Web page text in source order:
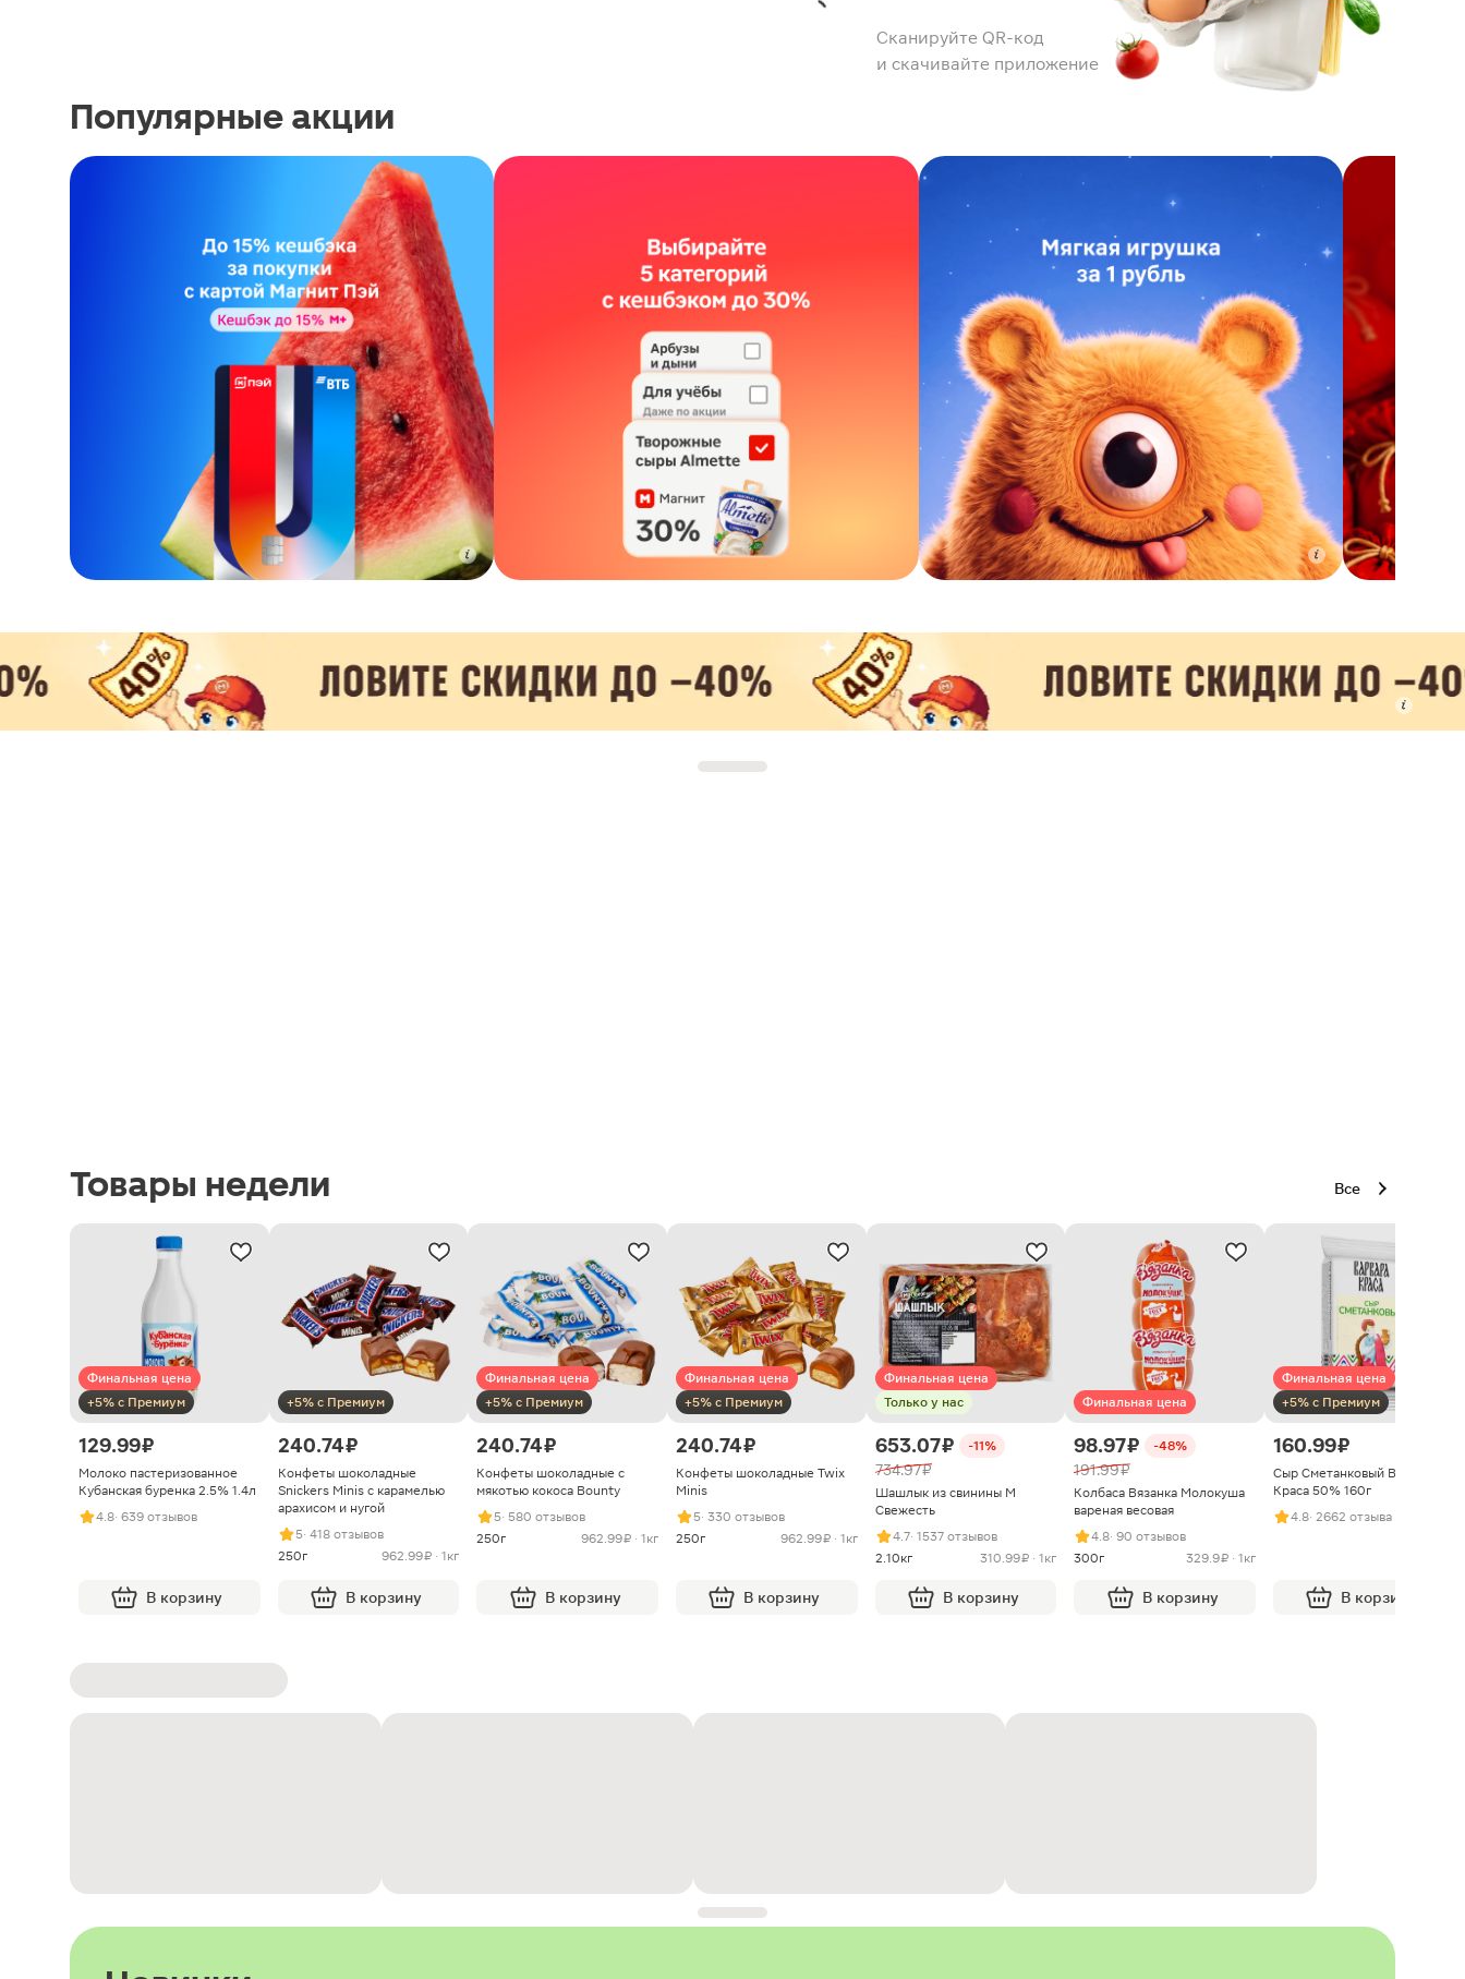
Сканируйте QR-код
и скачивайте приложение
Популярные акции
Товары недели Все
Финальная цена
+5% с Премиум
129.99 ₽
Молоко пастеризованное
Кубанская буренка 2.5% 1.4л
4.8· 639 отзывов
В корзину
+5% с Премиум
240.74 ₽
Конфеты шоколадные
Snickers Minis с карамелью
арахисом и нугой
5· 418 отзывов
250г
962.99 ₽ · 1кг
В корзину
Финальная цена
+5% с Премиум
240.74 ₽
Конфеты шоколадные с
мякотью кокоса Bounty
5· 580 отзывов
250г
962.99 ₽ · 1кг
В корзину
Финальная цена
+5% с Премиум
240.74 ₽
Конфеты шоколадные Twix
Minis
5· 330 отзывов
250г
962.99 ₽ · 1кг
В корзину
Финальная цена
Только у нас
653.07 ₽ -11%
734.97 ₽
Шашлык из свинины М
Свежесть
4.7· 1537 отзывов
2.10кг
310.99 ₽ · 1кг
В корзину
Финальная цена
98.97 ₽ -48%
191.99 ₽
Колбаса Вязанка Молокуша
вареная весовая
4.8· 90 отзывов
300г
329.9 ₽ · 1кг
В корзину
Финальная цена
+5% с Премиум
160.99 ₽
Сыр Сметанковый Варвара
Краса 50% 160г
4.8· 2662 отзыва
В корзину